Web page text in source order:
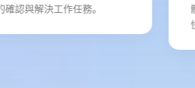
認與解決工作任務。